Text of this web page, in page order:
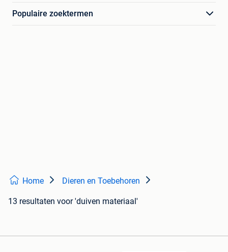
Populaire zoektermen
Home Dieren en Toebehoren
13 resultaten voor 'duiven materiaal'